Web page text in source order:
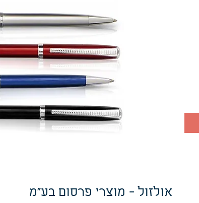
אולזול - מוצרי פרסום בע"מ